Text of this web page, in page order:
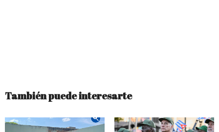
También puede interesarte